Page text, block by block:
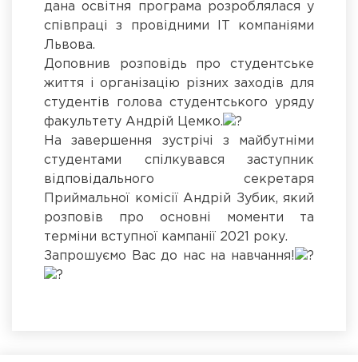
дана освітня програма розроблялася у
співпраці з провідними ІТ компаніями
Львова.
Доповнив розповідь про студентське
життя і організацію різних заходів для
студентів голова студентського уряду
факультету Андрій Цемко.
На завершення зустрічі з майбутніми
студентами спілкувався заступник
відповідального секретаря
Приймальної комісії Андрій Зубик, який
розповів про основні моменти та
терміни вступної кампанії 2021 року.
Запрошуємо Вас до нас на навчання!